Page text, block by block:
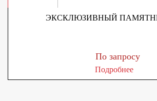
ЭКСКЛЮЗИВНЫЙ
По запросу
Подробнее